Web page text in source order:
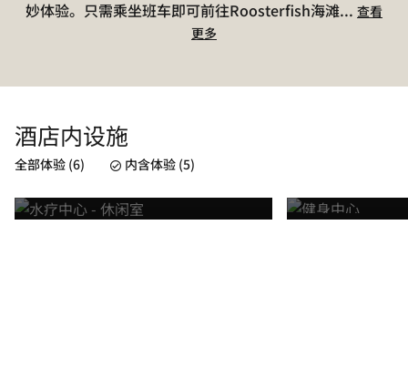
妙体验。只需乘坐班车即可前往Roosterfish海滩... 查看
更多
酒店内设施
全部体验 (6) 内含体验 (5)
THE SPA
已包括